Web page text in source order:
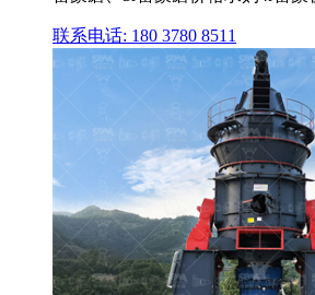
联系电话: 180 3780 8511